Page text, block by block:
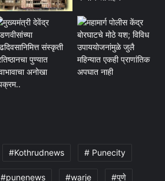
#Kothrudnews # Punecity
#punenews #warje #पुणे